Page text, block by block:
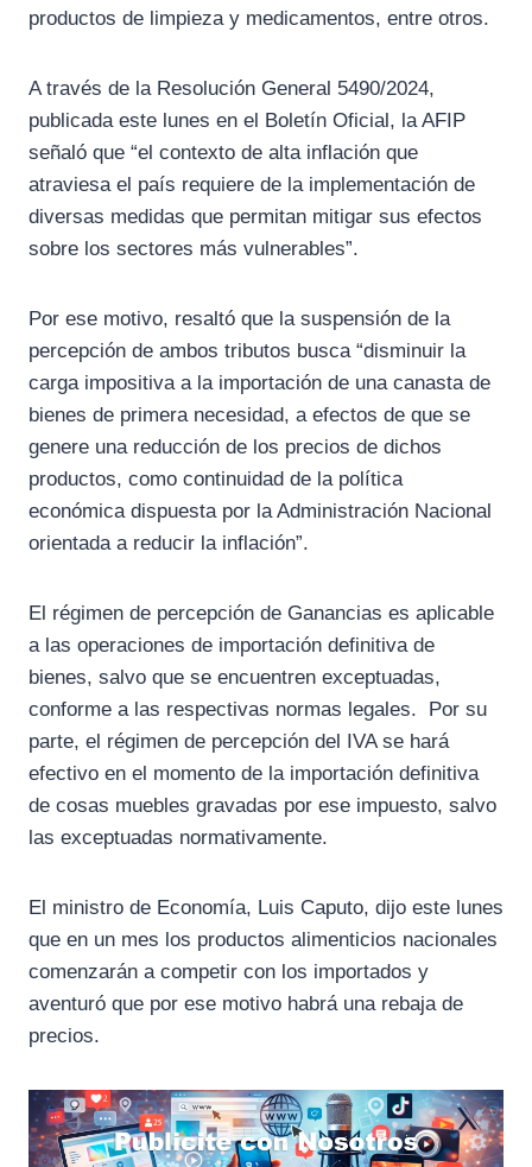
productos de limpieza y medicamentos, entre otros.
A través de la Resolución General 5490/2024,
publicada este lunes en el Boletín Oficial, la AFIP
señaló que “el contexto de alta inflación que
atraviesa el país requiere de la implementación de
diversas medidas que permitan mitigar sus efectos
sobre los sectores más vulnerables”.
Por ese motivo, resaltó que la suspensión de la
percepción de ambos tributos busca “disminuir la
carga impositiva a la importación de una canasta de
bienes de primera necesidad, a efectos de que se
genere una reducción de los precios de dichos
productos, como continuidad de la política
económica dispuesta por la Administración Nacional
orientada a reducir la inflación”.
El régimen de percepción de Ganancias es aplicable
a las operaciones de importación definitiva de
bienes, salvo que se encuentren exceptuadas,
conforme a las respectivas normas legales. Por su
parte, el régimen de percepción del IVA se hará
efectivo en el momento de la importación definitiva
de cosas muebles gravadas por ese impuesto, salvo
las exceptuadas normativamente.
El ministro de Economía, Luis Caputo, dijo este lunes
que en un mes los productos alimenticios nacionales
comenzarán a competir con los importados y
aventuró que por ese motivo habrá una rebaja de
precios.